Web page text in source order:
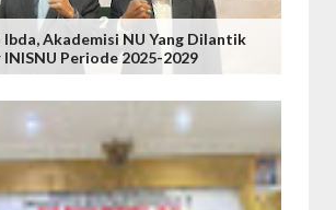
Akademisi NU Yang Dilantik
Periode 2025-2029